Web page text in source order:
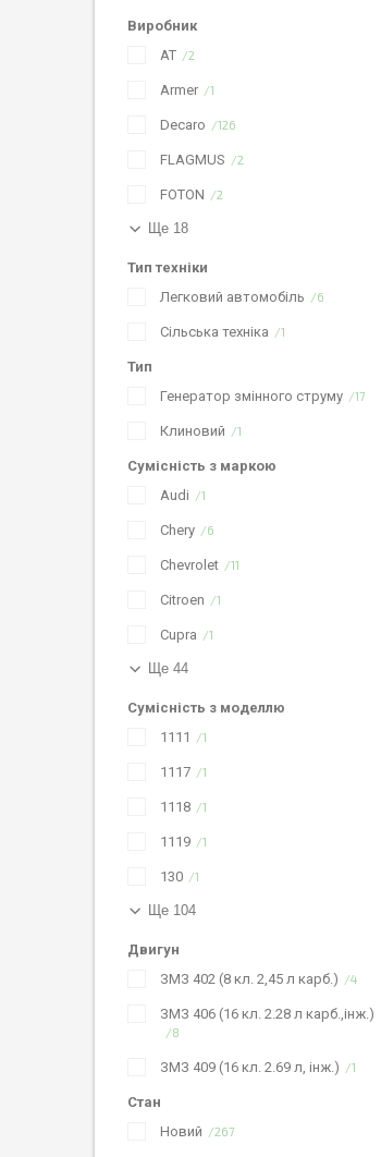
Виробник
AT
2
Armer 1
Decaro 126
FLAGMUS 2
FOTON 2
Ще 18
Тип техніки
Легковий автомобіль
6
Сільська техніка 1
Тип
Генератор змінного струму
17
Клиновий 1
Сумісність з маркою
Audi
1
Chery 6
Chevrolet 11
Citroen 1
Cupra 1
Ще 44
Сумісність з моделлю
1111
1
1117 1
1118 1
1119 1
130 1
Ще 104
Двигун
ЗМЗ 402 (8 кл. 2,45 л карб.)
4
ЗМЗ 406 (16 кл. 2.28 л карб.,інж.)
8
ЗМЗ 409 (16 кл. 2.69 л, інж.) 1
Стан
Новий
267